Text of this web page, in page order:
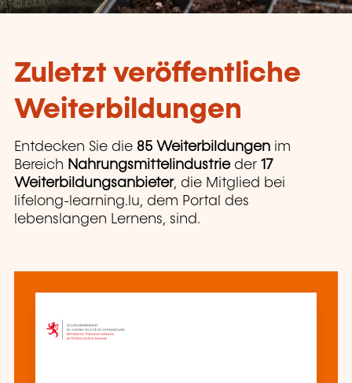
Zuletzt veröffentliche
Weiterbildungen
Entdecken Sie die 85 Weiterbildungen im
Bereich Nahrungsmittelindustrieder 17
Weiterbildungsanbieter, die Mitglied bei
lifelong-learning.lu, dem Portal des
lebenslangen Lernens, sind.